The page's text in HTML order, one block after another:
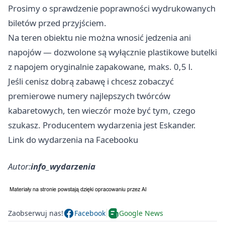
Prosimy o sprawdzenie poprawności wydrukowanych
biletów przed przyjściem.
Na teren obiektu nie można wnosić jedzenia ani
napojów — dozwolone są wyłącznie plastikowe butelki
z napojem oryginalnie zapakowane, maks. 0,5 l.
Jeśli cenisz dobrą zabawę i chcesz zobaczyć
premierowe numery najlepszych twórców
kabaretowych, ten wieczór może być tym, czego
szukasz. Producentem wydarzenia jest Eskander.
Link do wydarzenia na Facebooku
Autor:info_wydarzenia
Zaobserwuj nas! Facebook Google News